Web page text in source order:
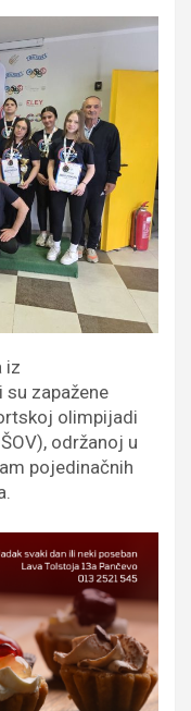
iz
zapažene
olimpijadi
održanoj u
pojedinačnih